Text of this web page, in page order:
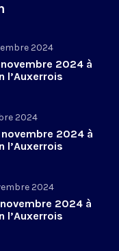
2024
2024 à
l’Auxerrois
2024
2024 à
l’Auxerrois
2024
2024 à
l’Auxerrois